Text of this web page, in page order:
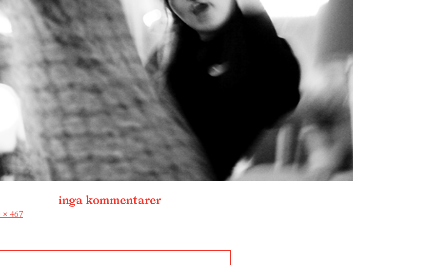
inga kommentarer
× 467